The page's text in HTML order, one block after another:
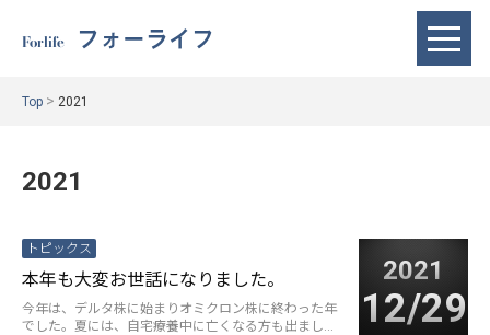
Forlife フォーライフ
Top > 2021
2021
トピックス
本年も大変お世話になりました。
今年は、デルタ株に始まりオミクロン株に終わった年
でした。夏には、自宅療養中に亡くなる方も出まし
2021
12/29